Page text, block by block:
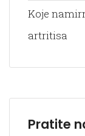
Koje
artritisa
Pratite